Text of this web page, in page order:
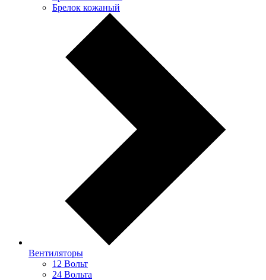
Брелок кожаный
Вентиляторы
12 Вольт
24 Вольта